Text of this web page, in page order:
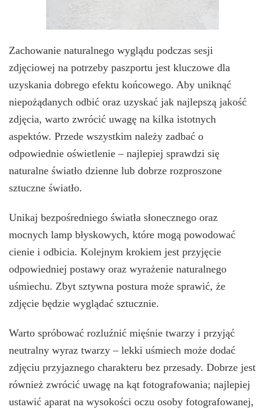
Zachowanie naturalnego wyglądu podczas sesji
zdjęciowej na potrzeby paszportu jest kluczowe dla
uzyskania dobrego efektu końcowego. Aby uniknąć
niepożądanych odbić oraz uzyskać jak najlepszą jakość
zdjęcia, warto zwrócić uwagę na kilka istotnych
aspektów. Przede wszystkim należy zadbać o
odpowiednie oświetlenie – najlepiej sprawdzi się
naturalne światło dzienne lub dobrze rozproszone
sztuczne światło.
Unikaj bezpośredniego światła słonecznego oraz
mocnych lamp błyskowych, które mogą powodować
cienie i odbicia. Kolejnym krokiem jest przyjęcie
odpowiedniej postawy oraz wyrażenie naturalnego
uśmiechu. Zbyt sztywna postura może sprawić, że
zdjęcie będzie wyglądać sztucznie.
Warto spróbować rozluźnić mięśnie twarzy i przyjąć
neutralny wyraz twarzy – lekki uśmiech może dodać
zdjęciu przyjaznego charakteru bez przesady. Dobrze jest
również zwrócić uwagę na kąt fotografowania; najlepiej
ustawić aparat na wysokości oczu osoby fotografowanej,